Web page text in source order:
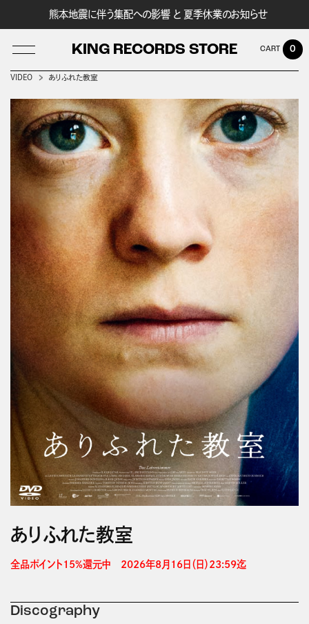
熊本地震に伴う集配への影響 と 夏季休業のお知らせ
KING RECORDS STORE
LOG IN
0
VIDEO ありふれた教室
ありふれた教室
全品ポイント15%還元中　2026年8月16日（日）23:59迄
Discography